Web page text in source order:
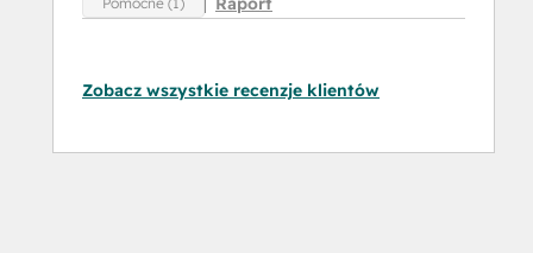
Zobacz wszystkie recenzje klientów